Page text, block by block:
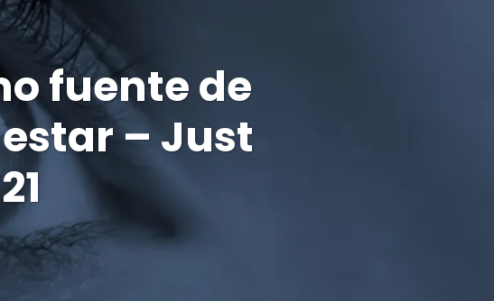
fuente de
– Just